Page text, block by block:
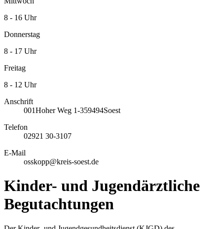
8 - 16 Uhr
Donnerstag
8 - 17 Uhr
Freitag
8 - 12 Uhr
Anschrift
001Hoher Weg 1-359494Soest
Telefon
02921 30-3107
E-Mail
osskopp@kreis-soest.de
Kinder- und Jugendärztliche
Begutachtungen